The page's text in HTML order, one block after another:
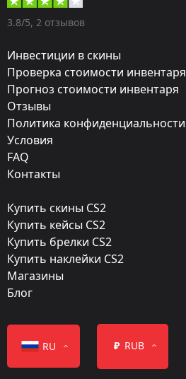
Оружие:
Exterior:
Немного поношенное
Океанские мотивы
Finish catalog:
Популярность:
85 %
3.8/5, 2 отзывов
Инвестиции в скины
Проверка стоимости инвентаря
Прогноз стоимости инвентаря
Отзывы
Политика конфиденциальности
Условия
FAQ
Контакты
Купить скины CS2
Купить кейсы CS2
Купить брелки CS2
Купить наклейки CS2
Магазины
Блог
RU ₽ RUB